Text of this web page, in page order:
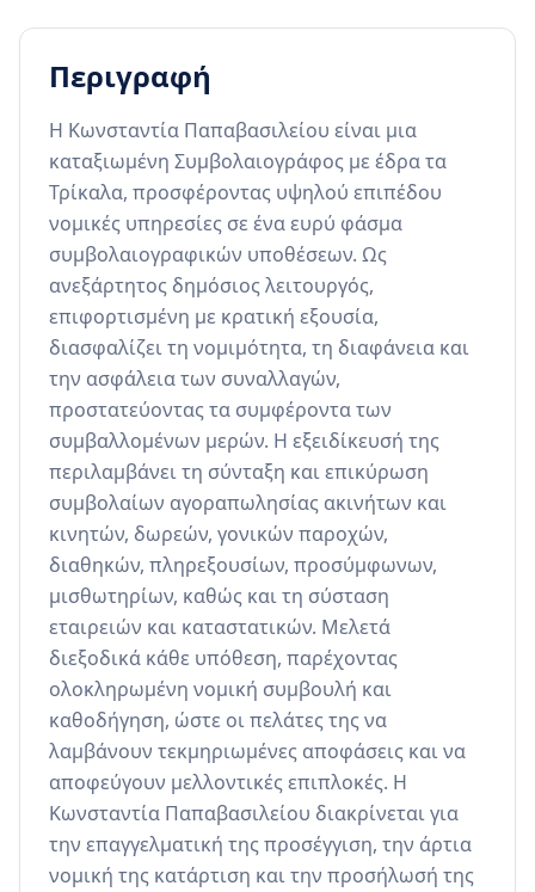
Περιγραφή
Η Κωνσταντία Παπαβασιλείου είναι μια
καταξιωμένη Συμβολαιογράφος με έδρα τα
Τρίκαλα, προσφέροντας υψηλού επιπέδου
νομικές υπηρεσίες σε ένα ευρύ φάσμα
συμβολαιογραφικών υποθέσεων. Ως
ανεξάρτητος δημόσιος λειτουργός,
επιφορτισμένη με κρατική εξουσία,
διασφαλίζει τη νομιμότητα, τη διαφάνεια και
την ασφάλεια των συναλλαγών,
προστατεύοντας τα συμφέροντα των
συμβαλλομένων μερών. Η εξειδίκευσή της
περιλαμβάνει τη σύνταξη και επικύρωση
συμβολαίων αγοραπωλησίας ακινήτων και
κινητών, δωρεών, γονικών παροχών,
διαθηκών, πληρεξουσίων, προσύμφωνων,
μισθωτηρίων, καθώς και τη σύσταση
εταιρειών και καταστατικών. Μελετά
διεξοδικά κάθε υπόθεση, παρέχοντας
ολοκληρωμένη νομική συμβουλή και
καθοδήγηση, ώστε οι πελάτες της να
λαμβάνουν τεκμηριωμένες αποφάσεις και να
αποφεύγουν μελλοντικές επιπλοκές. Η
Κωνσταντία Παπαβασιλείου διακρίνεται για
την επαγγελματική της προσέγγιση, την άρτια
νομική της κατάρτιση και την προσήλωσή της